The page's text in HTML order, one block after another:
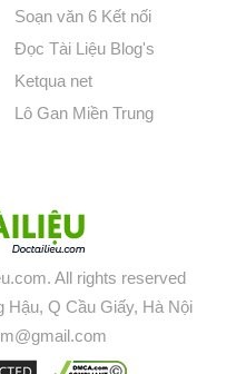
Soạn văn 6 Kết nối
Đọc Tài Liệu Blog's
Ketqua net
Lô Gan Miền Trung
All rights reserved
Hậu, Q Cầu Giấy, Hà Nội